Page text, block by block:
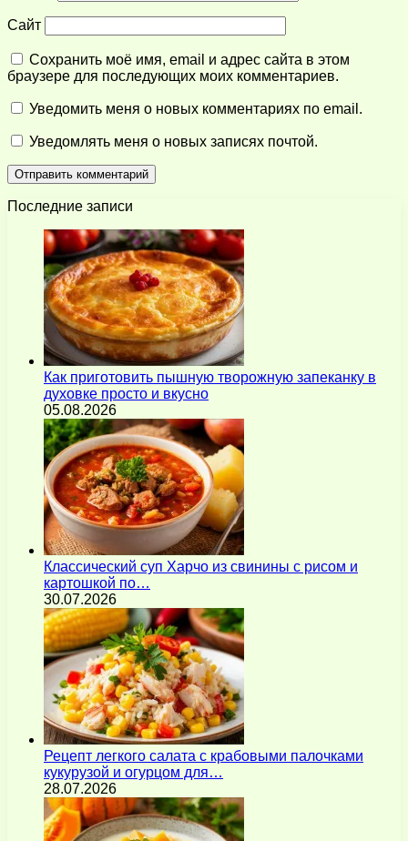
Сайт
Сохранить моё имя, email и адрес сайта в этом
браузере для последующих моих комментариев.
Уведомить меня о новых комментариях по email.
Уведомлять меня о новых записях почтой.
Последние записи
Как приготовить пышную творожную запеканку в
духовке просто и вкусно
05.08.2026
Классический суп Харчо из свинины с рисом и
картошкой по…
30.07.2026
Рецепт легкого салата с крабовыми палочками
кукурузой и огурцом для…
28.07.2026